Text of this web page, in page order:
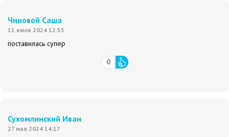
Чиновой Саша
11 июля 2024 12:55
поставилась супер
0
Сухомлинский Иван
27 мая 2024 14:17